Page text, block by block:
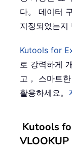
다。 데이터
지정되었는지
Kutools for
로 강력하게
고， 스마트
활용하세요。
Kutools
VLOOKUP